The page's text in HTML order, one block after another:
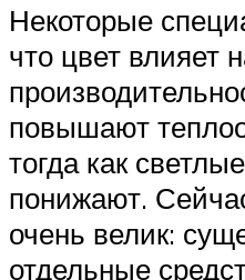
Некоторые
что цвет влияет
повышают
тогда как
понижают.
очень велик:
отдельные